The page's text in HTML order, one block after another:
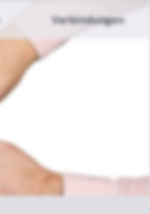
Verbindungen